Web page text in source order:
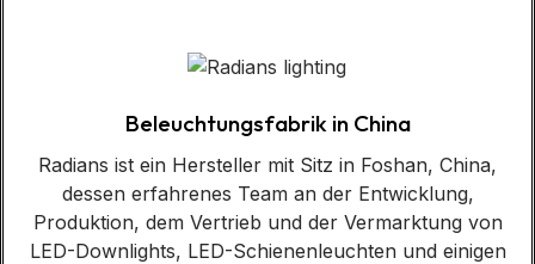
Beleuchtungsfabrik in China
Radians ist ein Hersteller mit Sitz in Foshan, China,
dessen erfahrenes Team an der Entwicklung,
Produktion, dem Vertrieb und der Vermarktung von
LED-Downlights, LED-Schienenleuchten und einigen